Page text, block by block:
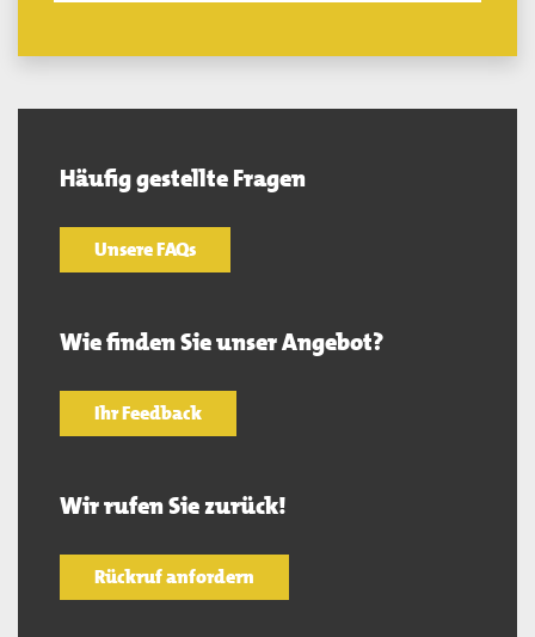
Häufig gestellte Fragen
Unsere FAQs
Wie finden Sie unser Angebot?
Ihr Feedback
Wir rufen Sie zurück!
Rückruf anfordern